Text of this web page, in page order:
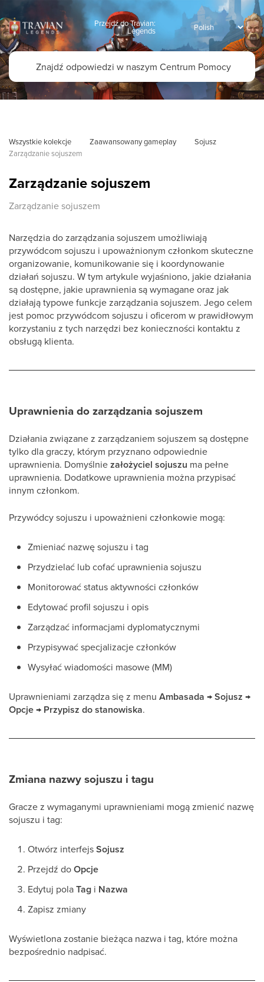
Przejdź do Travian:
Legends
Wszystkie kolekcje Zaawansowany gameplay
Sojusz
Zarządzanie sojuszem
Zarządzanie sojuszem
Zarządzanie sojuszem
Narzędzia do zarządzania sojuszem umożliwiają
przywódcom sojuszu i upoważnionym członkom skuteczne
organizowanie, komunikowanie się i koordynowanie
działań sojuszu. W tym artykule wyjaśniono, jakie działania
są dostępne, jakie uprawnienia są wymagane oraz jak
działają typowe funkcje zarządzania sojuszem. Jego celem
jest pomoc przywódcom sojuszu i oficerom w prawidłowym
korzystaniu z tych narzędzi bez konieczności kontaktu z
obsługą klienta.
Uprawnienia do zarządzania sojuszem
Działania związane z zarządzaniem sojuszem są dostępne
tylko dla graczy, którym przyznano odpowiednie
uprawnienia. Domyślniezałożyciel sojuszu ma pełne
uprawnienia. Dodatkowe uprawnienia można przypisać
innym członkom.
Przywódcy sojuszu i upoważnieni członkowie mogą:
Zmieniać nazwę sojuszu i tag
Przydzielać lub cofać uprawnienia sojuszu
Monitorować status aktywności członków
Edytować profil sojuszu i opis
Zarządzać informacjami dyplomatycznymi
Przypisywać specjalizacje członków
Wysyłać wiadomości masowe (MM)
Uprawnieniami zarządza się z menu Ambasada → Sojusz →
Opcje → Przypisz do stanowiska.
Zmiana nazwy sojuszu i tagu
Gracze z wymaganymi uprawnieniami mogą zmienić nazwę
sojuszu i tag:
Otwórz interfejsSojusz
Przejdź doOpcje
Edytuj polaTag i Nazwa
Zapisz zmiany
Wyświetlona zostanie bieżąca nazwa i tag, które można
bezpośrednio nadpisać.